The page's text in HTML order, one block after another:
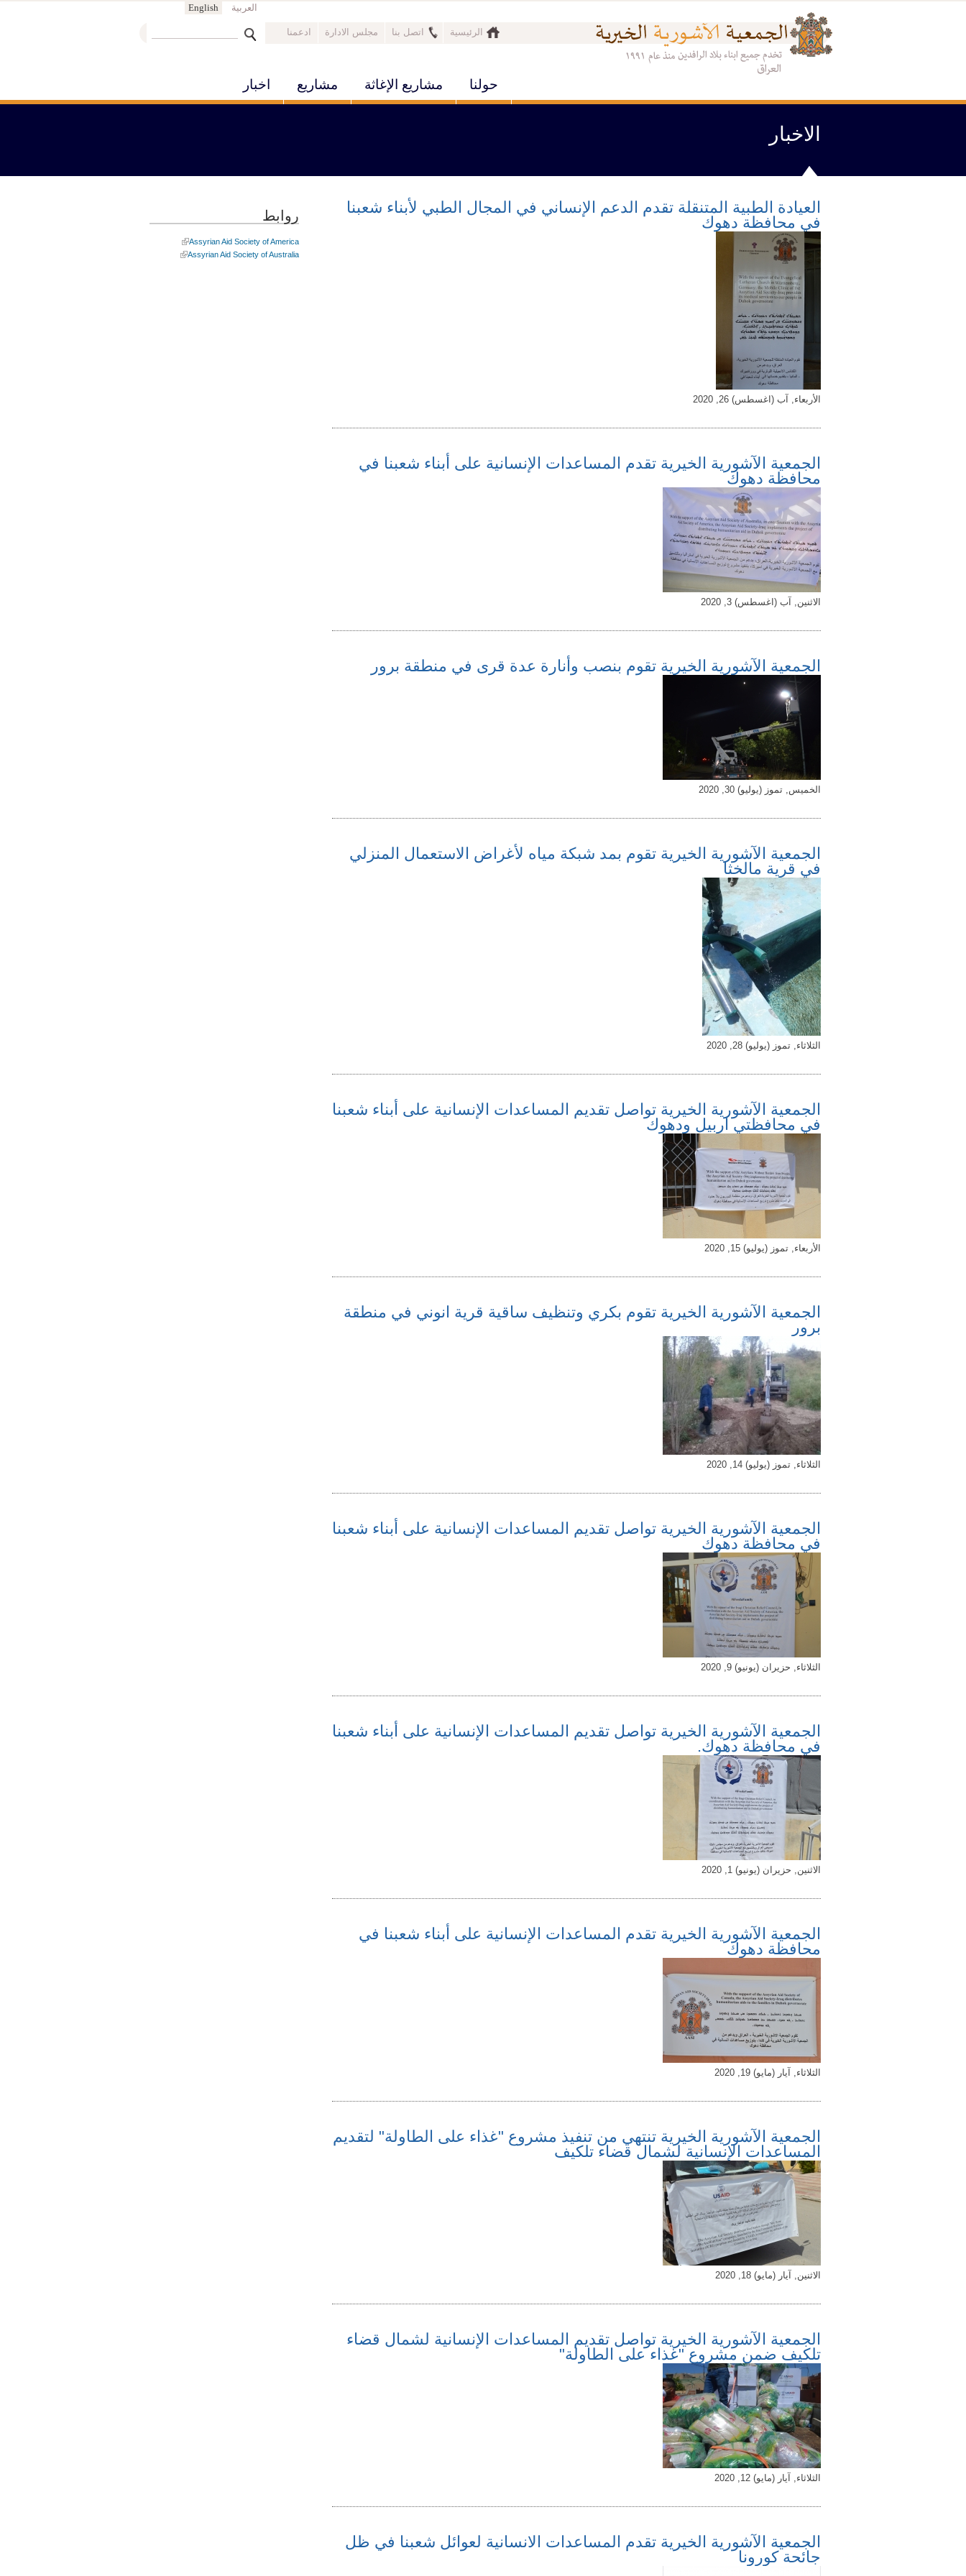
‏ابحث ‏ الرئيسية اتصل بنا مجلس الادارة ادعمنا
English العربية
حولنا مشاريع الإغاثة مشاريع اخبار
الاخبار
العيادة الطبية المتنقلة تقدم الدعم الإنساني في المجال الطبي لأبناء شعبنا
في محافظة دهوك
الأربعاء, آب (اغسطس) 26, 2020
الجمعية الآشورية الخيرية تقدم المساعدات الإنسانية على أبناء شعبنا في
محافظة دهوك
الاثنين, آب (اغسطس) 3, 2020
الجمعية الآشورية الخيرية تقوم بنصب وأنارة عدة قرى في منطقة برور
الخميس, تموز (يوليو) 30, 2020
الجمعية الآشورية الخيرية تقوم بمد شبكة مياه لأغراض الاستعمال المنزلي
في قرية مالخثا
الثلاثاء, تموز (يوليو) 28, 2020
الجمعية الآشورية الخيرية تواصل تقديم المساعدات الإنسانية على أبناء شعبنا
في محافظتي اربيل ودهوك
الأربعاء, تموز (يوليو) 15, 2020
الجمعية الآشورية الخيرية تقوم بكري وتنظيف ساقية قرية انوني في منطقة
برور
الثلاثاء, تموز (يوليو) 14, 2020
الجمعية الآشورية الخيرية تواصل تقديم المساعدات الإنسانية على أبناء شعبنا
في محافظة دهوك
الثلاثاء, حزيران (يونيو) 9, 2020
الجمعية الآشورية الخيرية تواصل تقديم المساعدات الإنسانية على أبناء شعبنا
في محافظة دهوك.
الاثنين, حزيران (يونيو) 1, 2020
الجمعية الآشورية الخيرية تقدم المساعدات الإنسانية على أبناء شعبنا في
محافظة دهوك
الثلاثاء, آيار (مايو) 19, 2020
الجمعية الآشورية الخيرية تنتهي من تنفيذ مشروع "غذاء على الطاولة" لتقديم
المساعدات الإنسانية لشمال قضاء تلكيف
الاثنين, آيار (مايو) 18, 2020
الجمعية الآشورية الخيرية تواصل تقديم المساعدات الإنسانية لشمال قضاء
تلكيف ضمن مشروع "غذاء على الطاولة"
الثلاثاء, آيار (مايو) 12, 2020
الجمعية الآشورية الخيرية تقدم المساعدات الانسانية لعوائل شعبنا في ظل
جائحة كورونا
روابط
Assyrian Aid Society of America
Assyrian Aid Society of Australia